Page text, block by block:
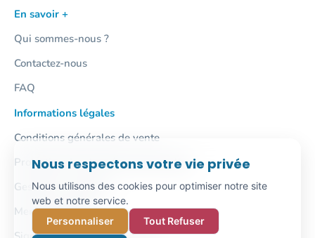
En savoir +
Qui sommes-nous ?
Contactez-nous
FAQ
Informations légales
Conditions générales de vente
Protection des données personnelles
Gestion des cookies
Mentions légales
Nous respectons votre vie privée
Nous utilisons des cookies pour optimiser notre site
web et notre service.
Personnaliser
Tout Refuser